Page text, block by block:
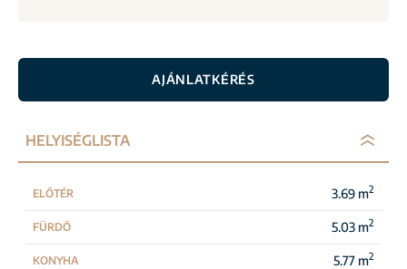
AJÁNLATKÉRÉS
HELYISÉGLISTA
ELŐTÉR 3.69 m2
FÜRDŐ 5.03 m2
KONYHA 5.77 m2